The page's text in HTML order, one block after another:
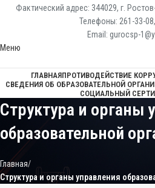
Фактический адрес: 344029, г.
Телефоны: 261-33-
Email: gurocsp-
Меню
ГЛАВНАЯПРОТИВОДЕЙСТВИЕ
СВЕДЕНИЯ ОБ ОБРАЗОВАТЕЛЬНОЙ
СОЦИАЛЬНЫЙ
Структура и органы
образовательной
Главная
Структура и органы управления